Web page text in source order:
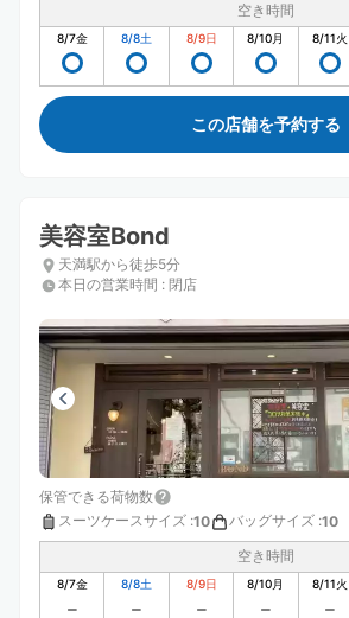
空き時間
8/7金 8/8土 8/9日 8/10月 8/11火
この店舗を予約する
美容室Bond
天満駅から徒歩5分
本日の営業時間 : 閉店
保管できる荷物数
スーツケースサイズ :10 バッグサイズ :10
空き時間
8/7金 8/8土 8/9日 8/10月 8/11火